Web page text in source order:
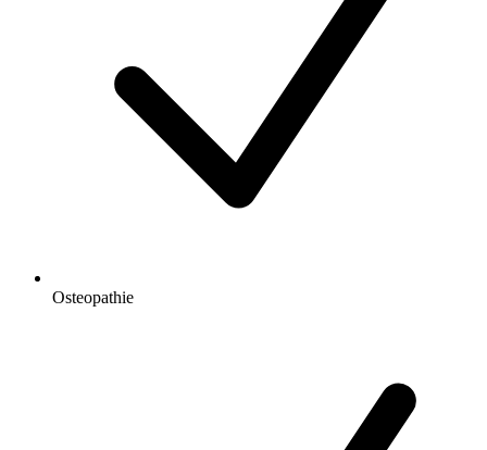
Osteopathie